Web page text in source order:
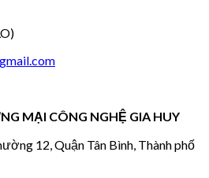
MẠI CÔNG NGHỆ GIA HUY
12, Quận Tân Bình, Thành phố